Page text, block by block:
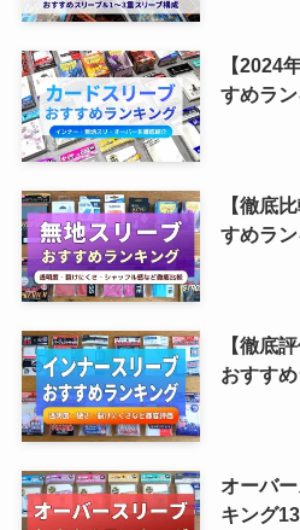
【2024
すめラ
【徹底
すめラ
【徹底
おすす
オーバ
キング